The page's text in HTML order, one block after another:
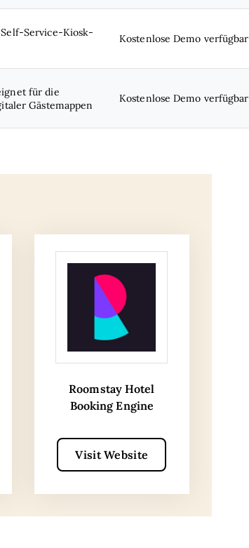
Service-Kiosk-
Kostenlose Demo verfügbar
für die
Gästemappen
Kostenlose Demo verfügbar
Roomstay Hotel
Booking Engine
Visit Website